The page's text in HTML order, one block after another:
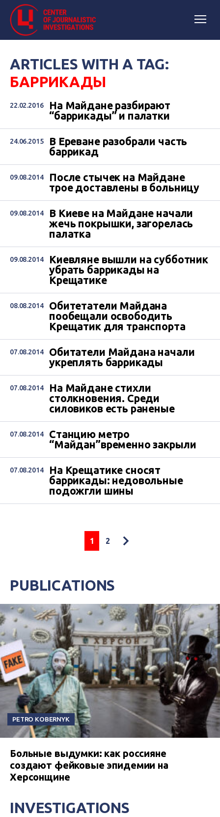
ARTICLES WITH A TAG:
БАРРИКАДЫ
22.02.2016
На Майдане разбирают
“баррикады” и палатки
24.06.2015
В Ереване разобрали часть
баррикад
09.08.2014
После стычек на Майдане
трое доставлены в больницу
09.08.2014
В Киеве на Майдане начали
жечь покрышки, загорелась
палатка
09.08.2014
Киевляне вышли на субботник
убрать баррикады на
Крещатике
08.08.2014
Обитетатели Майдана
пообещали освободить
Крещатик для транспорта
07.08.2014
Обитатели Майдана начали
укреплять баррикады
07.08.2014
На Майдане стихли
столкновения. Среди
силовиков есть раненые
07.08.2014
Станцию метро
“Майдан”временно закрыли
07.08.2014
На Крещатике сносят
баррикады: недовольные
подожгли шины
1 2
PUBLICATIONS
PETRO KOBERNYK
Больные выдумки: как россияне
создают фейковые эпидемии на
Херсонщине
INVESTIGATIONS